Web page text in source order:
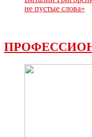
не пустые слова»